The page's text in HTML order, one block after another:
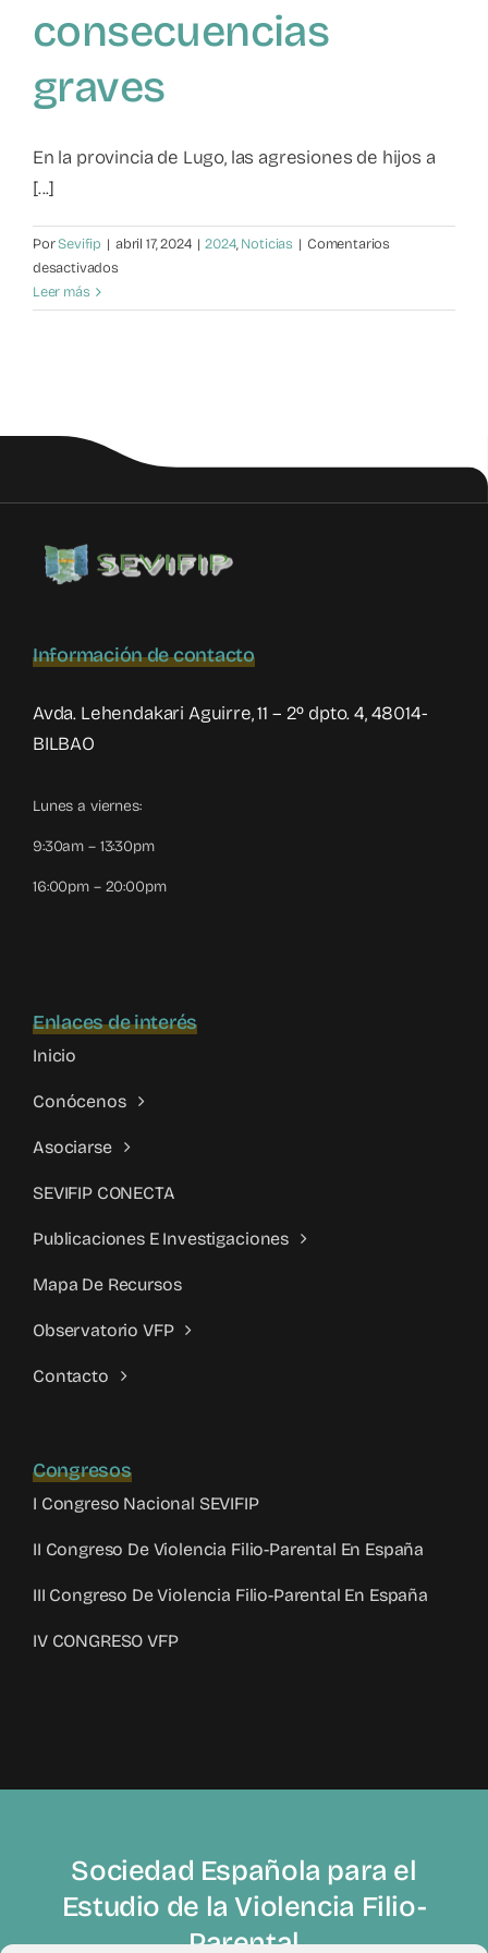
Mapa de recursos
Observatorio VFP
Contacto
consecuencias
graves
En la provincia de Lugo, las agresiones de hijos a
[...]
PorSevifip | abril 17, 2024 | 2024,Noticias | Comentarios
desactivadosen
filio-
consecuencias
Leer más
Información de contacto
Avda. Lehendakari Aguirre, 11 – 2º dpto. 4, 48014-
BILBAO
Lunes a viernes:
9:30am – 13:30pm
16:00pm – 20:00pm
Enlaces de interés
Inicio
Conócenos
Asociarse
SEVIFIP CONECTA
Publicaciones E Investigaciones
Mapa De Recursos
Observatorio VFP
Contacto
Congresos
I Congreso Nacional SEVIFIP
II Congreso De Violencia Filio-Parental En España
III Congreso De Violencia Filio-Parental En España
IV CONGRESO VFP
Sociedad Española para el
Estudio de la Violencia Filio-
Parental